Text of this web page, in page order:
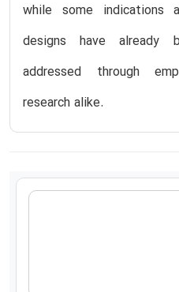
while some indications
designs have already
addressed through
research alike.